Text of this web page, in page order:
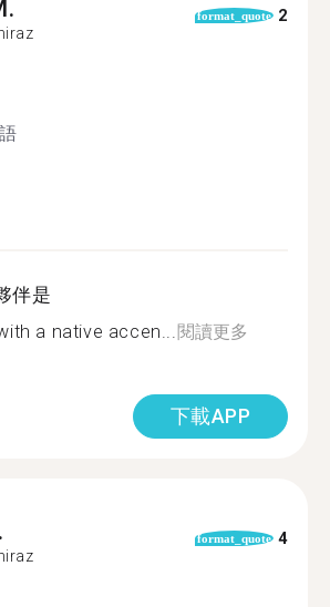
format_quote 2
伴是
a native accen...閱讀更多
下載APP
format_quote 4